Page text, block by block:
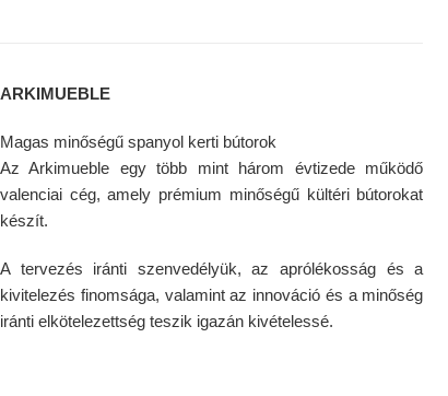
ARKIMUEBLE
Magas minőségű spanyol kerti bútorok
Az Arkimueble egy több mint három évtizede működő
valenciai cég, amely prémium minőségű kültéri bútorokat
készít.
A tervezés iránti szenvedélyük, az aprólékosság és a
kivitelezés finomsága, valamint az innováció és a minőség
iránti elkötelezettség teszik igazán kivételessé.